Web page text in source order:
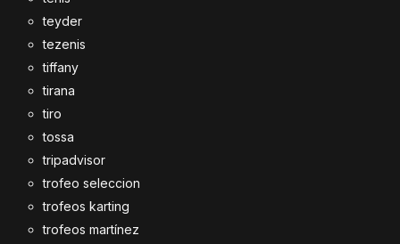
teyder
tezenis
tiffany
tirana
tiro
tossa
tripadvisor
trofeo seleccion
trofeos karting
trofeos martínez